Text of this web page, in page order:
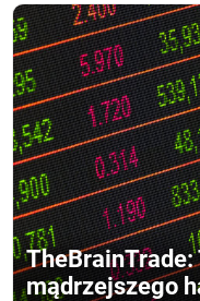
mądrzejszego